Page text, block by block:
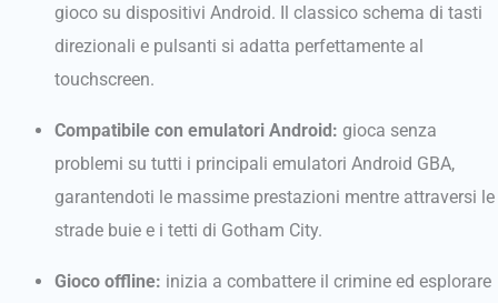
gioco su dispositivi Android. Il classico schema di tasti
direzionali e pulsanti si adatta perfettamente al
touchscreen.
Compatibile con emulatori Android: gioca senza
problemi su tutti i principali emulatori Android GBA,
garantendoti le massime prestazioni mentre attraversi le
strade buie e i tetti di Gotham City.
Gioco offline: inizia a combattere il crimine ed esplorare